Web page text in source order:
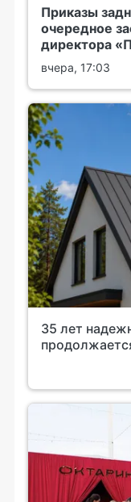
Приказы
очередное
директора
вчера, 17:03
35 лет